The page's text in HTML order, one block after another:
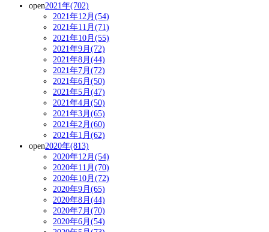
open2021年(702)
2021年12月(54)
2021年11月(71)
2021年10月(55)
2021年9月(72)
2021年8月(44)
2021年7月(72)
2021年6月(50)
2021年5月(47)
2021年4月(50)
2021年3月(65)
2021年2月(60)
2021年1月(62)
open2020年(813)
2020年12月(54)
2020年11月(70)
2020年10月(72)
2020年9月(65)
2020年8月(44)
2020年7月(70)
2020年6月(54)